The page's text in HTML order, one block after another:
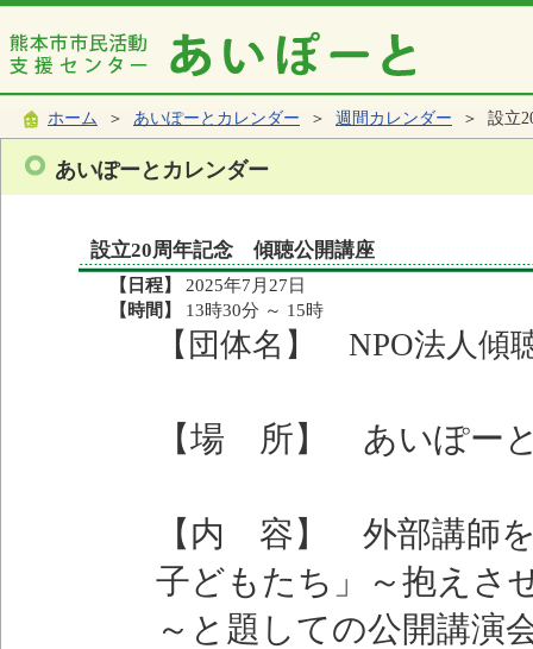
ホーム ＞ あいぽーとカレンダー ＞ 週間カレンダー ＞ 設立
あいぽーとカレンダー
設立20周年記念 傾聴公開講座
【日程】
2025年7月27日
【時間】
13時30分 ～ 15時
【団体名】 NPO法人傾
【場 所】 あいぽー
【内 容】 外部講師
子どもたち」～抱えさ
～と題しての公開講演